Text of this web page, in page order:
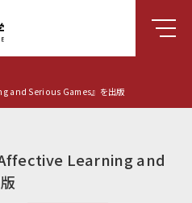
and Serious Games』を出版
Learning and